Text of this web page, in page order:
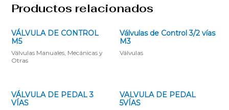
Productos relacionados
VÁLVULA DE CONTROL
M5
Válvulas Manuales, Mecánicas y
Otras
Válvulas de Control 3/2 vías
M3
Válvulas
VÁLVULA DE PEDAL 3
VÍAS
VALVULA DE PEDAL
5VÍAS